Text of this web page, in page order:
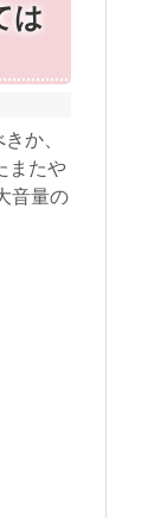
は
か、
またや
音量の